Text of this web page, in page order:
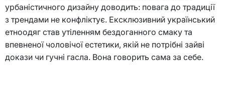
урбаністичного дизайну доводить: повага до традиції
з трендами не конфліктує. Ексклюзивний український
етноодяг став утіленням бездоганного смаку та
впевненої чоловічої естетики, якій не потрібні зайві
докази чи гучні гасла. Вона говорить сама за себе.